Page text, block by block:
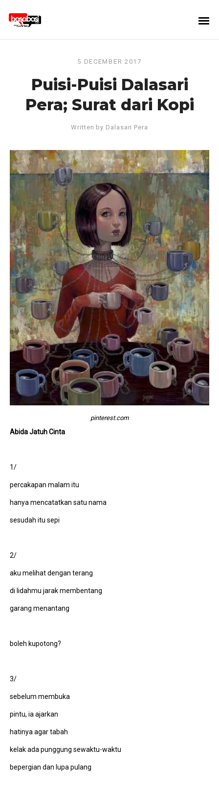
5 DECEMBER 2017
Puisi-Puisi Dalasari
Pera; Surat dari Kopi
Written by Dalasari Pera
pinterest.com
Abida Jatuh Cinta
1/
percakapan malam itu
hanya mencatatkan satu nama
sesudah itu sepi
2/
aku melihat dengan terang
di lidahmu jarak membentang
garang menantang
boleh kupotong?
3/
sebelum membuka
pintu, ia ajarkan
hatinya agar tabah
kelak ada punggung sewaktu-waktu
bepergian dan lupa pulang